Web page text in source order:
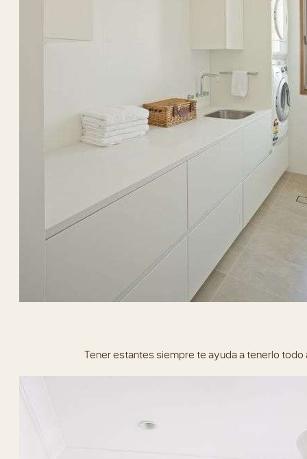
Tener estantes siempre te ayuda a tenerlo todo